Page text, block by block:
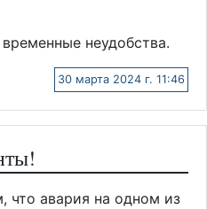
неудобства.
30 марта 2024 г. 11:46
авария на одном из